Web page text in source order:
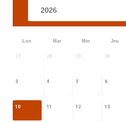
Lun Mar Mer Jeu
27 28 29 30
3 4 5 6
10 11 12 13